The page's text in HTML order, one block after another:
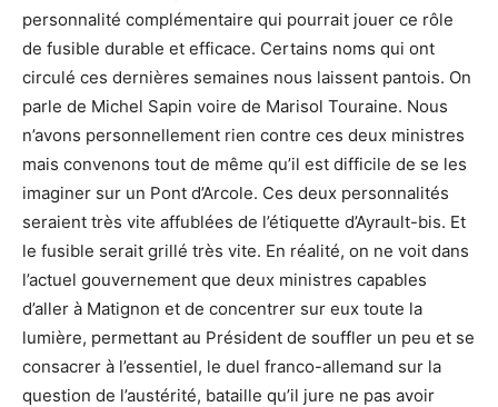
personnalité complémentaire qui pourrait jouer ce rôle
de fusible durable et efficace. Certains noms qui ont
circulé ces dernières semaines nous laissent pantois. On
parle de Michel Sapin voire de Marisol Touraine. Nous
n’avons personnellement rien contre ces deux ministres
mais convenons tout de même qu’il est difficile de se les
imaginer sur un Pont d’Arcole. Ces deux personnalités
seraient très vite affublées de l’étiquette d’Ayrault-bis. Et
le fusible serait grillé très vite. En réalité, on ne voit dans
l’actuel gouvernement que deux ministres capables
d’aller à Matignon et de concentrer sur eux toute la
lumière, permettant au Président de souffler un peu et se
consacrer à l’essentiel, le duel franco-allemand sur la
question de l’austérité, bataille qu’il jure ne pas avoir